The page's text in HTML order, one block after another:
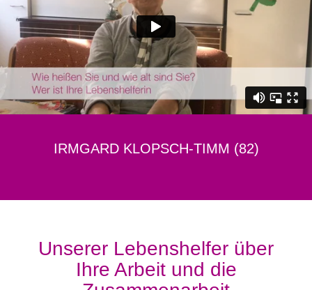
IRMGARD KLOPSCH-TIMM (82)
Unserer Lebenshelfer über
Ihre Arbeit und die